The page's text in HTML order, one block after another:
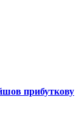
прибуткову